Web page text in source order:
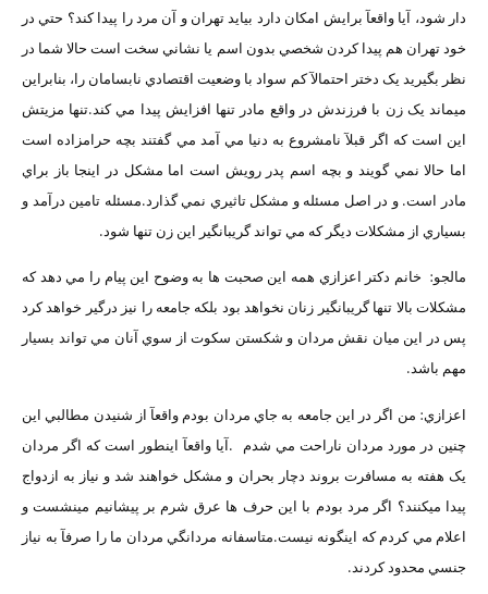
دار شود، آيا واقعآ برايش امکان دارد بيايد تهران و آن مرد را پيدا کند؟ حتي در
خود تهران هم پيدا کردن شخصي بدون اسم يا نشاني سخت است حالا شما در
نظر بگيريد يک دختر احتمالآ کم سواد با وضعيت اقتصادي نابسامان را، بنابراين
ميماند يک زن با فرزندش در واقع مادر تنها افزايش پيدا مي کند.تنها مزيتش
اين است که اگر قبلآ نامشروع به دنيا مي آمد مي گفتند بچه حرامزاده است
اما حالا نمي گويند و بچه اسم پدر رويش است اما مشکل در اينجا باز براي
مادر است. و در اصل مسئله و مشکل تاثيري نمي گذارد.مسئله تامين درآمد و
بسياري از مشکلات ديگر که مي تواند گريبانگير اين زن تنها شود.
مالجو: خانم دکتر اعزازي همه اين صحبت ها به وضوح اين پيام را مي دهد که
مشکلات بالا تنها گريبانگير زنان نخواهد بود بلکه جامعه را نيز درگير خواهد کرد
پس در اين ميان نقش مردان و شکستن سکوت از سوي آنان مي تواند بسيار
مهم باشد.
اعزازي: من اگر در اين جامعه به جاي مردان بودم واقعآ از شنيدن مطالبي اين
چنين در مورد مردان ناراحت مي شدم .آيا واقعآ اينطور است که اگر مردان
يک هفته به مسافرت بروند دچار بحران و مشکل خواهند شد و نياز به ازدواج
پيدا ميکنند؟ اگر مرد بودم با اين حرف ها عرق شرم بر پيشانيم مينشست و
اعلام مي کردم که اينگونه نيست.متاسفانه مردانگي مردان ما را صرفآ به نياز
جنسي محدود کردند.